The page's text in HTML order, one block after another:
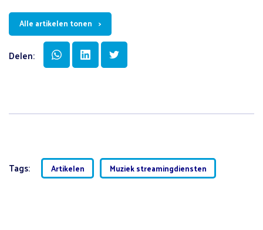
Alle artikelen tonen
Delen:
Tags: Artikelen Muziek streamingdiensten